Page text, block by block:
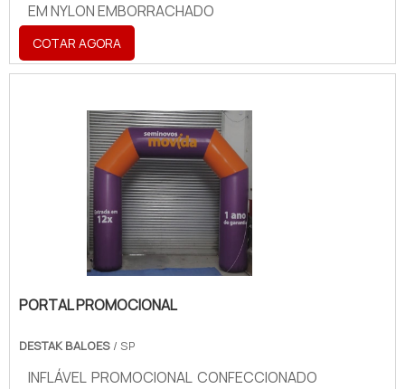
EM NYLON EMBORRACHADO
COTAR AGORA
PORTAL PROMOCIONAL
DESTAK BALOES / SP
INFLÁVEL PROMOCIONAL CONFECCIONADO